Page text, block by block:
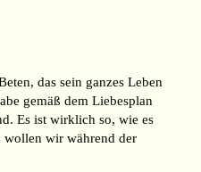
das sein ganzes Leben
gemäß dem Liebesplan
Es ist wirklich so, wie es
wollen wir während der